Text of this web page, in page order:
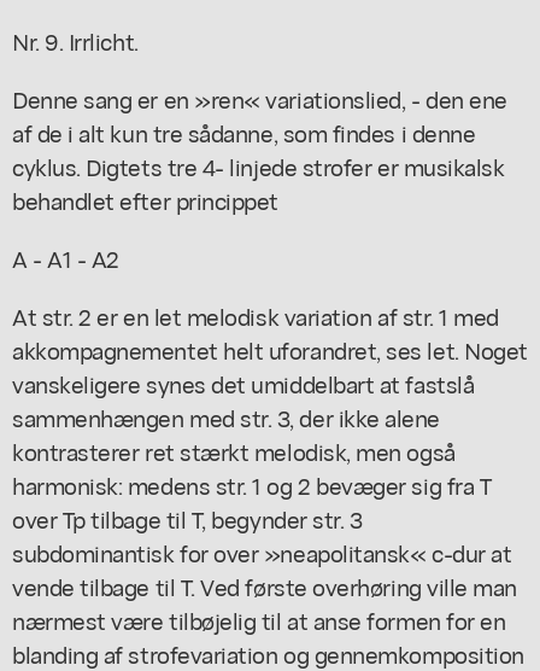
Nr. 9. Irrlicht.
Denne sang er en »ren« variationslied, - den ene
af de i alt kun tre sådanne, som findes i denne
cyklus. Digtets tre 4- linjede strofer er musikalsk
behandlet efter princippet
A - A1 - A2
At str. 2 er en let melodisk variation af str. 1 med
akkompagnementet helt uforandret, ses let. Noget
vanskeligere synes det umiddelbart at fastslå
sammenhængen med str. 3, der ikke alene
kontrasterer ret stærkt melodisk, men også
harmonisk: medens str. 1 og 2 bevæger sig fra T
over Tp tilbage til T, begynder str. 3
subdominantisk for over »neapolitansk« c-dur at
vende tilbage til T. Ved første overhøring ville man
nærmest være tilbøjelig til at anse formen for en
blanding af strofevariation og gennemkomposition